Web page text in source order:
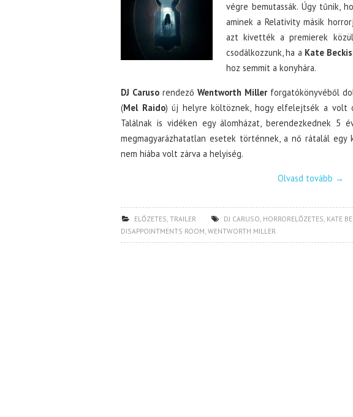
végre bemutassák. Úgy tűnik,
aminek a Relativity másik
azt kivették a premierek
csodálkozzunk, ha a Kate
hoz semmit a konyhára.
DJ Carusorendező Wentworth Millerforgatókönyvéből
(Mel Raido) új helyre költöznek, hogy elfelejtsék a volt
Találnak is vidéken egy álomházat, berendezkednek 5
megmagyarázhatatlan esetek történnek, a nő rátalál egy
nem hiába volt zárva a helyiség.
Olvasd tovább →
ELŐZETES, TRAILER DJ CARUSO, HORRORELŐZETES, KATE
DISAPPOINTMENTS ROOM, WENTWORTH MILLER